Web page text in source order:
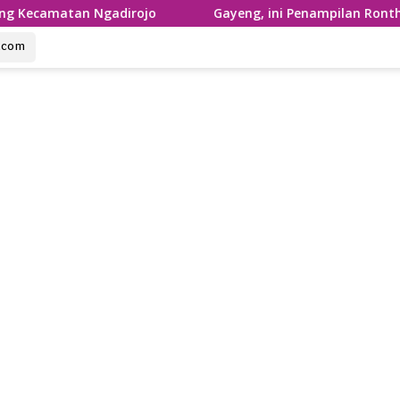
Ngadirojo Gayeng, ini Penampilan Ronthek Laskar